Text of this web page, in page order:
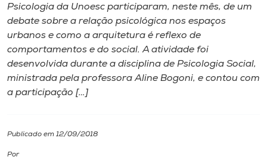
A
Internacionalização
Psicologia da Unoesc participaram, neste mês, de um
debate sobre a relação psicológica nos espaços
urbanos e como a arquitetura é reflexo de
comportamentos e do social. A atividade foi
desenvolvida durante a disciplina de Psicologia Social,
ministrada pela professora Aline Bogoni, e contou com
a participação […]
Publicado em 12/09/2018
Por